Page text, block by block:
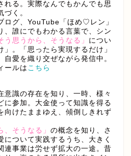
れる。実際なんでもかんでも思
づく。
ログ、YouTube「ほめ♡レン」
、誰にでもわかる言葉で、シン
う思うから、そうなる」 につい
。「思ったら実現するだけ」
自愛を織り交ぜながら発信中。
ールは こちら
意識の存在を知り、一時、様々
に参加。大金使って知識を得る
向けたままゆえ、傾倒しきれず
、そうなる」 の概念を知り、さ
について実践するうち、大きく
連事業は労せず拡大の一途。昔